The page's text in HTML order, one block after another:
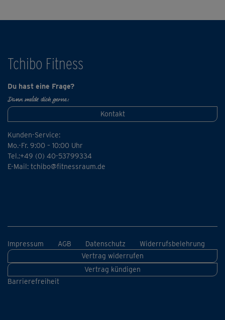
Tchibo Fitness
Du hast eine Frage?
Dann melde dich gerne:
Kontakt
Kunden-Service:
Mo.-Fr. 9:00 – 10:00 Uhr
Tel.:+49 (0) 40-53799334
E-Mail: tchibo@fitnessraum.de
Impressum AGB Datenschutz
Widerrufsbelehrung
Vertrag widerrufen
Vertrag kündigen
Barrierefreiheit